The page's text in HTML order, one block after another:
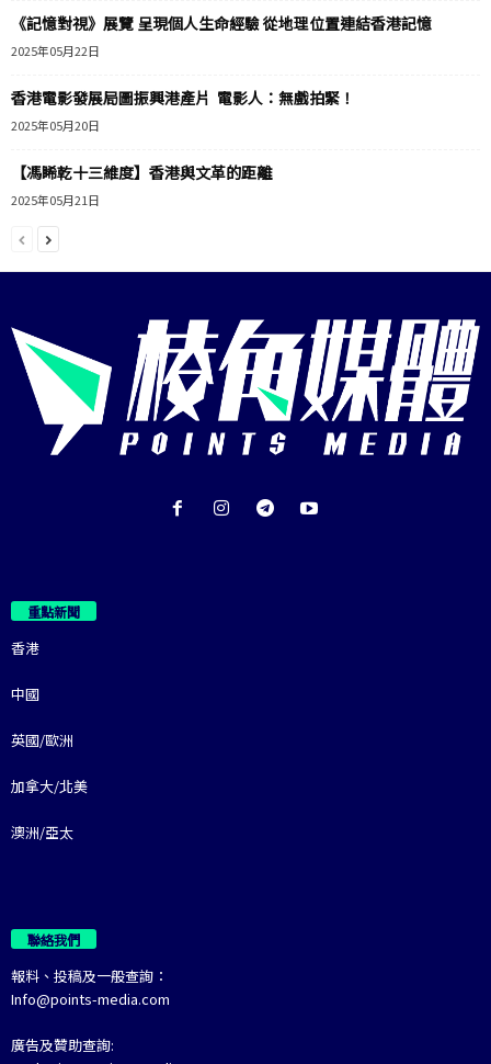
《記憶對視》展覽 呈現個人生命經驗 從地理位置連結香港記憶
2025年05月22日
香港電影發展局圖振興港產片 電影人：無戲拍緊！
2025年05月20日
【馮睎乾十三維度】香港與文革的距離
2025年05月21日
重點新聞
香港
中國
英國/歐洲
加拿大/北美
澳洲/亞太
聯絡我們
報料、投稿及一般查詢：
Info@points-media.com
廣告及贊助查詢: